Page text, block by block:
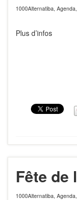
1000Alternatiba, Agenda,
Plus d’infos
Fête de
1000Alternatiba, Agenda,